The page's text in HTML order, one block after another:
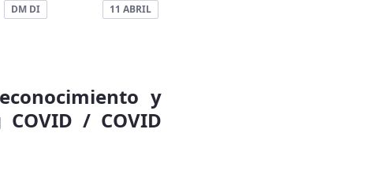
DM DI
11 ABRIL
y
/ COVID